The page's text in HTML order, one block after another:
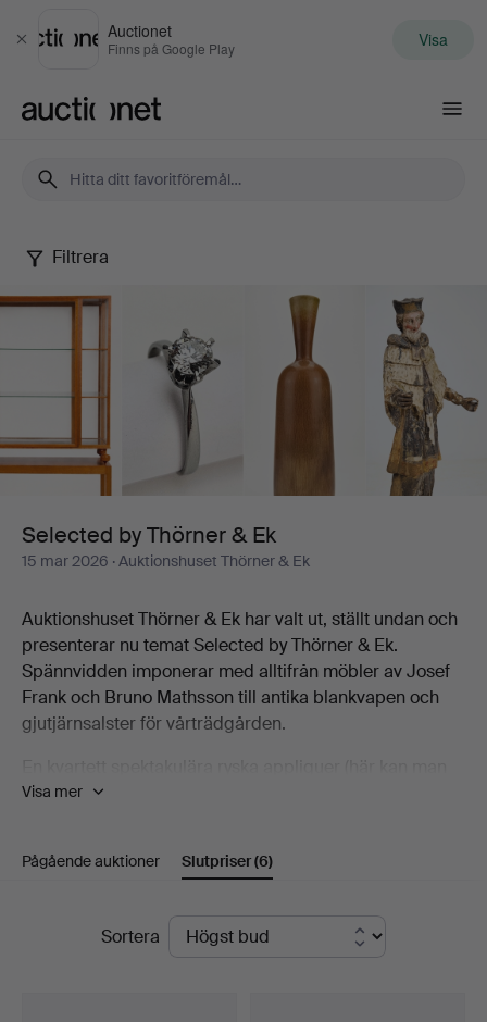
Stäng
Auctionet
Finns på Google Play Visa
Selected
by
&
Ek
Filtrera
Selected by Thörner & Ek
15 mar 2026 · Auktionshuset Thörner & Ek
Auktionshuset Thörner & Ek har valt ut, ställt undan och
presenterar nu temat Selected by Thörner & Ek.
Spännvidden imponerar med alltifrån möbler av Josef
Frank och Bruno Mathsson till antika blankvapen och
gjutjärnsalster för vårträdgården.
njuta av detaljrikedom), sticker ut, en Farsta-vas av
bli.
Auktionen är som ett litet mästarprov där auktionshuset
verkligen visar framfötterna. De drygt 80 utropen
Visa mer
Pågående auktioner Slutpriser(6)
SlutpriserSortera